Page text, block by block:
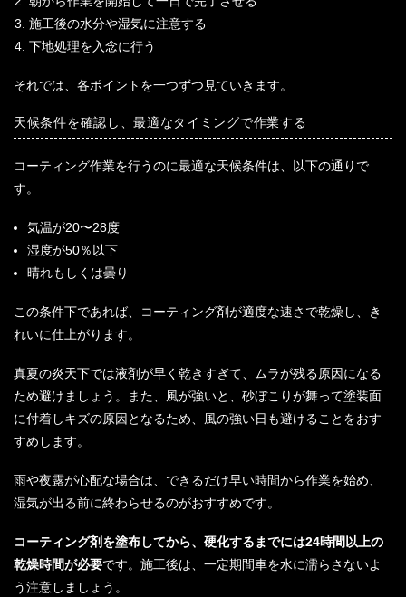
施工後の水分や湿気に注意する
下地処理を入念に行う
それでは、各ポイントを一つずつ見ていきます。
天候条件を確認し、最適なタイミングで作業する
コーティング作業を行うのに最適な天候条件は、以下の通りで
す。
気温が20〜28度
湿度が50％以下
晴れもしくは曇り
この条件下であれば、コーティング剤が適度な速さで乾燥し、き
れいに仕上がります。
真夏の炎天下では液剤が早く乾きすぎて、ムラが残る原因になる
ため避けましょう。また、風が強いと、砂ぼこりが舞って塗装面
に付着しキズの原因となるため、風の強い日も避けることをおす
すめします。
雨や夜露が心配な場合は、できるだけ早い時間から作業を始め、
湿気が出る前に終わらせるのがおすすめです。
コーティング剤を塗布してから、硬化するまでには24時間以上の
乾燥時間が必要です。施工後は、一定期間車を水に濡らさないよ
う注意しましょう。